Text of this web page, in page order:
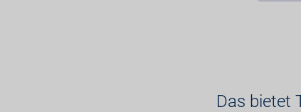
Das bietet